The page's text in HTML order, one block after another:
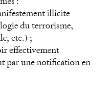
illicite
du terrorisme,
etc.) ;
effectivement
par une notification en